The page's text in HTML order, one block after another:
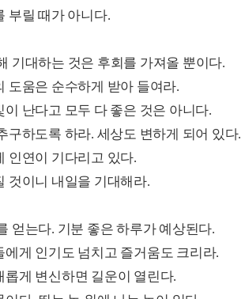
부릴 때가 아니다.
기대하는 것은 후회를 가져올 뿐이다.
도움은 순수하게 받아 들여라.
이 난다고 모두 다 좋은 것은 아니다.
구하도록 하라. 세상도 변하게 되어 있다.
인연이 기다리고 있다.
것이니 내일을 기대해라.
얻는다. 기분 좋은 하루가 예상된다.
에게 인기도 넘치고 즐거움도 크리라.
롭게 변신하면 길운이 열린다.